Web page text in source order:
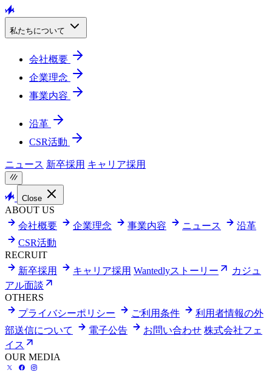
私たちについて
会社概要
企業理念
事業内容
沿革
CSR活動
ニュース 新卒採用 キャリア採用
Close
ABOUT US
会社概要
企業理念 事業内容 ニュース
沿革
CSR活動
RECRUIT
新卒採用
キャリア採用 Wantedlyストーリー
カジュ
アル面談
OTHERS
プライバシーポリシー
ご利用条件
利用者情報の外
部送信について
電子公告 お問い合わせ 株式会社フェ
イス
OUR MEDIA